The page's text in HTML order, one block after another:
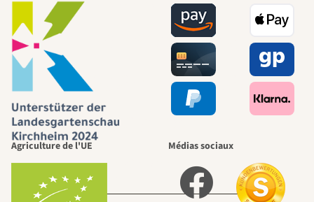
menant vers
nous-mêmes,
passe par le
jardin.
Agriculture de l'UE Médias sociaux